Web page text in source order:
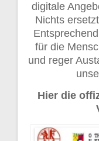
digitale
Nichts
für die
und reger
Hier die